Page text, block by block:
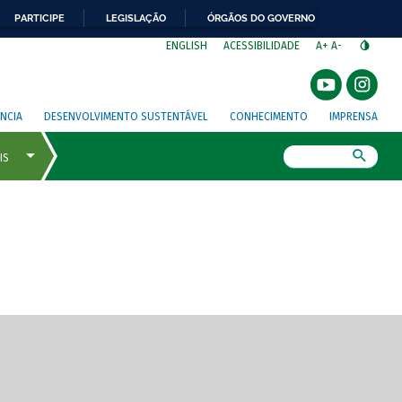
PARTICIPE LEGISLAÇÃO ÓRGÃOS DO GOVERNO
ENGLISH ACESSIBILIDADE A+ A-
DESENVOLVIMENTO SUSTENTÁVEL CONHECIMENTO IMPRENSA
de tela